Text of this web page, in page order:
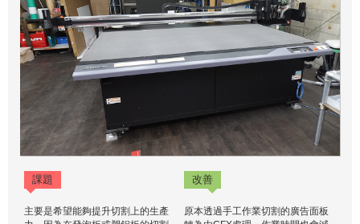
課題 改善
主要是希望能夠提升切割上的生產
原本透過手工作業切割的廣告面板